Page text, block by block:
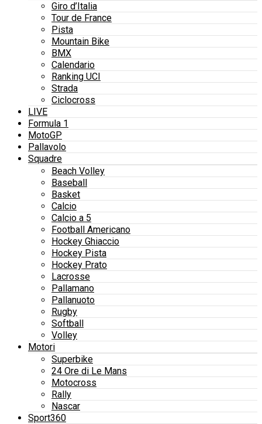
Giro d’Italia
Tour de France
Pista
Mountain Bike
BMX
Calendario
Ranking UCI
Strada
Ciclocross
LIVE
Formula 1
MotoGP
Pallavolo
Squadre
Beach Volley
Baseball
Basket
Calcio
Calcio a 5
Football Americano
Hockey Ghiaccio
Hockey Pista
Hockey Prato
Lacrosse
Pallamano
Pallanuoto
Rugby
Softball
Volley
Motori
Superbike
24 Ore di Le Mans
Motocross
Rally
Nascar
Sport360